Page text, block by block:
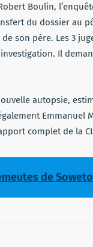
Boulin,
du dossier au
son père. Les 3
Il
autopsie,
Emmanuel
complet de la
de Soweto